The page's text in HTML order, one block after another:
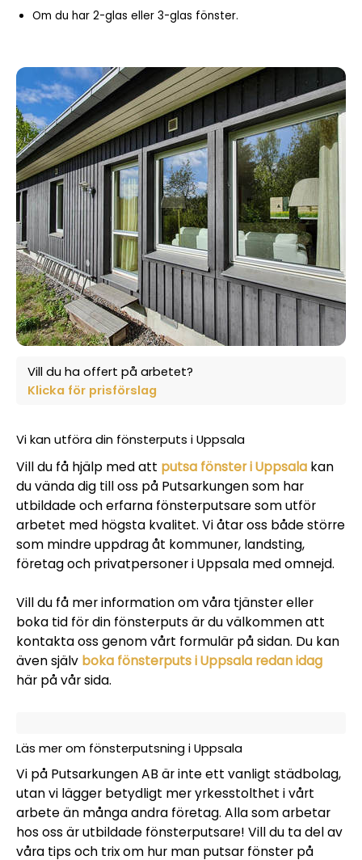
Om du har 2-glas eller 3-glas fönster.
Vill du ha offert på arbetet?
Klicka för prisförslag
Vi kan utföra din fönsterputs i Uppsala
Vill du få hjälp med att putsa fönster i Uppsala kan
du vända dig till oss på Putsarkungen som har
utbildade och erfarna fönsterputsare som utför
arbetet med högsta kvalitet. Vi åtar oss både större
som mindre uppdrag åt kommuner, landsting,
företag och privatpersoner i Uppsala med omnejd.
Vill du få mer information om våra tjänster eller
boka tid för din fönsterputs är du välkommen att
kontakta oss genom vårt formulär på sidan. Du kan
även själv boka fönsterputs i Uppsala redan idag
här på vår sida.
Läs mer om fönsterputsning i Uppsala
Vi på Putsarkungen AB är inte ett vanligt städbolag,
utan vi lägger betydligt mer yrkesstolthet i vårt
arbete än många andra företag. Alla som arbetar
hos oss är utbildade fönsterputsare! Vill du ta del av
våra tips och trix om hur man putsar fönster på